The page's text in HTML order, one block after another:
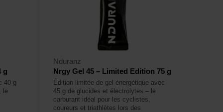
g
40 g
le
Nduranz
Nrgy Gel 45 – Limited Edition 75 g
Édition limitée de gel énergétique avec
45 g de glucides et électrolytes – le
carburant idéal pour les cyclistes,
coureurs et triathlètes lors des